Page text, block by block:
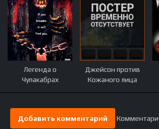
Легенда о
Чупакабрах
Джейсон против
Кожаного лица
Добавить комментарий